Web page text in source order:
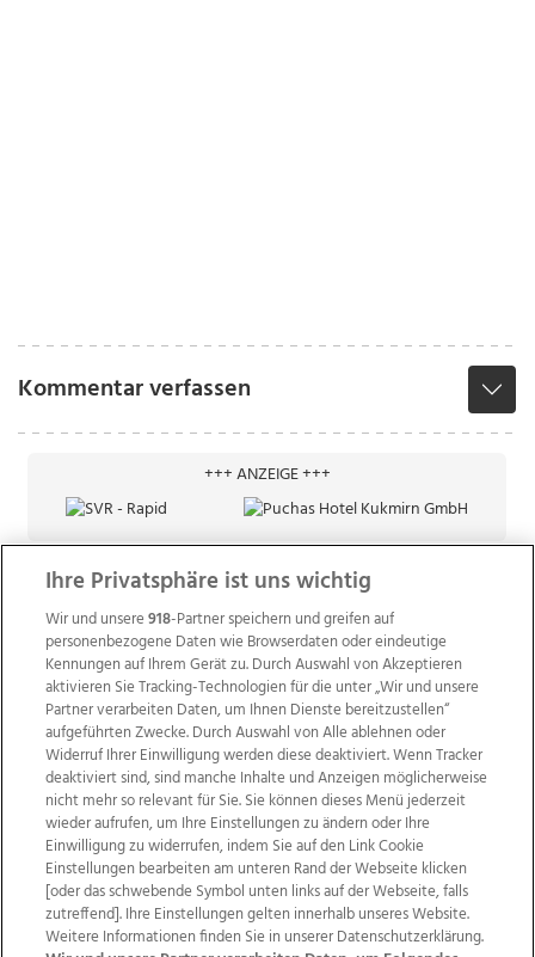
Kommentar verfassen
+++ ANZEIGE +++
Wir über uns Mediadaten Kontakt
Jobs
Datenschutz
Impressum
AGB Anzeigekunden
AGB Website
Ehrenkodex Politische Werbung
Ihre Privatsphäre ist uns wichtig
Wir und unsere918-Partner speichern und greifen auf
personenbezogene Daten wie Browserdaten oder eindeutige
Kennungen auf Ihrem Gerät zu. Durch Auswahl von Akzeptieren
aktivieren Sie Tracking-Technologien für die unter „Wir und unsere
Partner verarbeiten Daten, um Ihnen Dienste bereitzustellen“
aufgeführten Zwecke. Durch Auswahl von Alle ablehnen oder
Widerruf Ihrer Einwilligung werden diese deaktiviert. Wenn Tracker
deaktiviert sind, sind manche Inhalte und Anzeigen möglicherweise
nicht mehr so relevant für Sie. Sie können dieses Menü jederzeit
wieder aufrufen, um Ihre Einstellungen zu ändern oder Ihre
Einwilligung zu widerrufen, indem Sie auf den Link Cookie
Einstellungen bearbeiten am unteren Rand der Webseite klicken
[oder das schwebende Symbol unten links auf der Webseite, falls
zutreffend]. Ihre Einstellungen gelten innerhalb unseres Website.
Weitere Informationen finden Sie in unserer Datenschutzerklärung.